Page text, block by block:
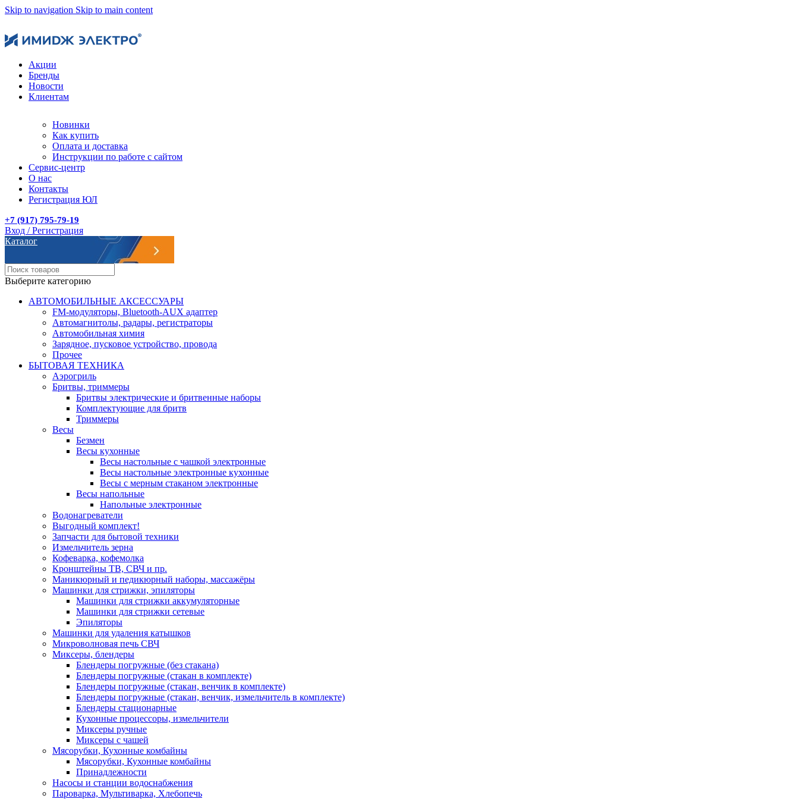
Skip to navigation Skip to main content
Акции
Бренды
Новости
Клиентам
Новинки
Как купить
Оплата и доставка
Инструкции по работе с сайтом
Сервис-центр
О нас
Контакты
Регистрация ЮЛ
+7 (917) 795-79-19
Вход / Регистрация
Каталог
Выберите категорию
АВТОМОБИЛЬНЫЕ АКСЕССУАРЫ
FM-модуляторы, Bluetooth-AUX адаптер
Автомагнитолы, радары, регистраторы
Автомобильная химия
Зарядное, пусковое устройство, провода
Прочее
БЫТОВАЯ ТЕХНИКА
Аэрогриль
Бритвы, триммеры
Бритвы электрические и бритвенные наборы
Комплектующие для бритв
Триммеры
Весы
Безмен
Весы кухонные
Весы настольные с чашкой электронные
Весы настольные электронные кухонные
Весы с мерным стаканом электронные
Весы напольные
Напольные электронные
Водонагреватели
Выгодный комплект!
Запчасти для бытовой техники
Измельчитель зерна
Кофеварка, кофемолка
Кронштейны ТВ, СВЧ и пр.
Маникюрный и педикюрный наборы, массажёры
Машинки для стрижки, эпиляторы
Машинки для стрижки аккумуляторные
Машинки для стрижки сетевые
Эпиляторы
Машинки для удаления катышков
Микроволновая печь СВЧ
Миксеры, блендеры
Блендеры погружные (без стакана)
Блендеры погружные (стакан в комплекте)
Блендеры погружные (стакан, венчик в комплекте)
Блендеры погружные (стакан, венчик, измельчитель в комплекте)
Блендеры стационарные
Кухонные процессоры, измельчители
Миксеры ручные
Миксеры с чашей
Мясорубки, Кухонные комбайны
Мясорубки, Кухонные комбайны
Принадлежности
Насосы и станции водоснабжения
Пароварка, Мультиварка, Хлебопечь